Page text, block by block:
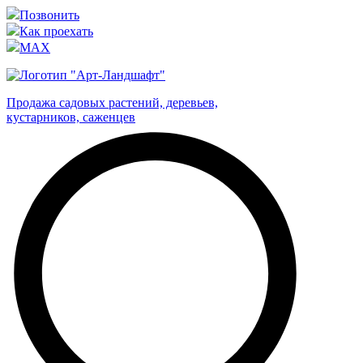
Позвонить
Как проехать
MAX
Продажа садовых растений, деревьев,
кустарников, саженцев